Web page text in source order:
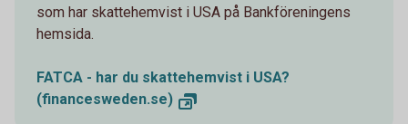
som har skattehemvist i USA på Bankföreningens
hemsida.
FATCA - har du skattehemvist i USA?
(financesweden.se)